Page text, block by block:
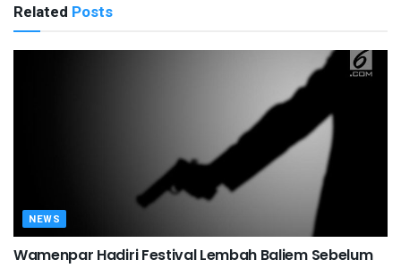
Related Posts
NEWS
Wamenpar Hadiri Festival Lembah Baliem Sebelum